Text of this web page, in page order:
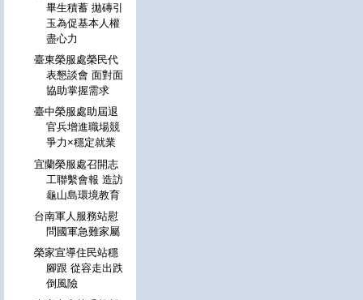
畢生積蓄 拋磚引
玉為促基本人權
盡心力
臺東榮服處榮民代
表懇談會 面對面
協助掌握需求
臺中榮服處助屆退
官兵增進職場競
爭力×穩定就業
宜蘭榮服處召開志
工聯繫會報 造訪
龜山島環境教育
台南軍人服務站慰
問國軍急難家屬
榮家宣導住民站穩
腳跟 從容走出跌
倒風險